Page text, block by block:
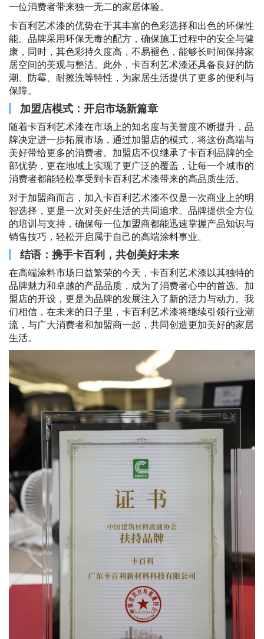
一位消费者带来独一无二的家居体验。
卡百利艺术漆的优势在于其丰富的色彩选择和出色的环保性
能。品牌采用环保无毒的配方，确保施工过程中的安全与健
康，同时，其色彩持久度高，不易褪色，能够长时间保持家
居空间的美观与整洁。此外，卡百利艺术漆还具备良好的防
潮、防霉、耐擦洗等特性，为家居生活提供了更多的便利与
保障。
加盟店模式：开启市场新篇章
随着卡百利艺术漆在市场上的知名度与美誉度不断提升，品
牌决定进一步拓展市场，通过加盟店的模式，将这份高端与
美好带给更多的消费者。加盟店不仅继承了卡百利品牌的全
部优势，更在地域上实现了更广泛的覆盖，让每一个城市的
消费者都能轻松享受到卡百利艺术漆带来的高品质生活。
对于加盟商而言，加入卡百利艺术漆不仅是一次商业上的明
智选择，更是一次对美好生活的共同追求。品牌提供全方位
的培训与支持，确保每一位加盟商都能迅速掌握产品知识与
销售技巧，轻松开启属于自己的高端涂料事业。
结语：携手卡百利，共创美好未来
在高端涂料市场日益繁荣的今天，卡百利艺术漆以其独特的
品牌魅力和卓越的产品品质，成为了消费者心中的首选。加
盟店的开设，更是为品牌的发展注入了新的活力与动力。我
们相信，在未来的日子里，卡百利艺术漆将继续引领行业潮
流，与广大消费者和加盟商一起，共同创造更加美好的家居
生活。